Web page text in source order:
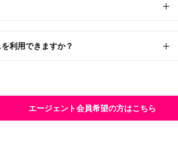
利用できますか？
エージェント会員希望の方はこちら